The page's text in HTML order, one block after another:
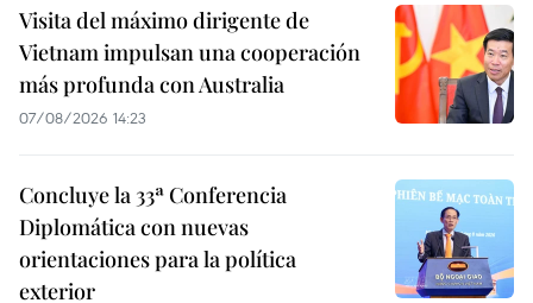
Visita del máximo dirigente de
Vietnam impulsan una cooperación
más profunda con Australia
07/08/2026 14:23
Concluye la 33ª Conferencia
Diplomática con nuevas
orientaciones para la política
exterior